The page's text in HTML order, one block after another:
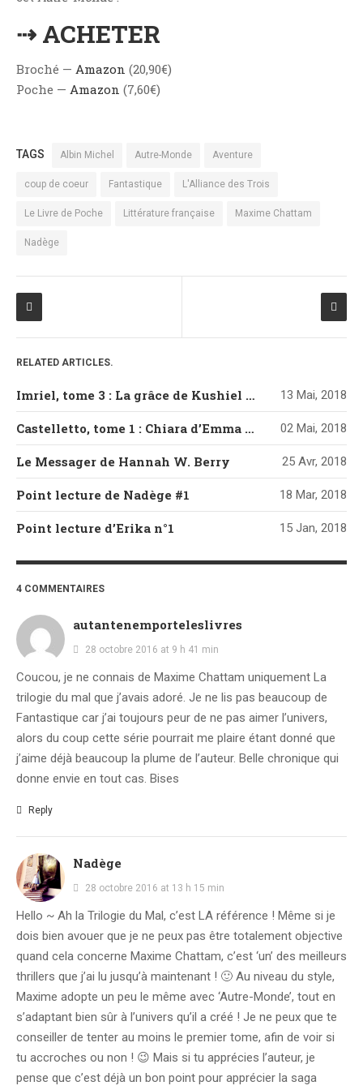
⇢ ACHETER
Broché — Amazon (20,90€)
Poche — Amazon (7,60€)
TAGS Albin Michel Autre-Monde Aventure
coup de coeur Fantastique L'Alliance des Trois
Le Livre de Poche Littérature française Maxime Chattam
Nadège
RELATED ARTICLES.
Imriel, tome 3 : La grâce de Kushiel de Jacqueline Carey 13 Mai, 2018
Castelletto, tome 1 : Chiara d’Emma Mars 02 Mai, 2018
Le Messager de Hannah W. Berry 25 Avr, 2018
Point lecture de Nadège #1 18 Mar, 2018
Point lecture d’Erika n°1 15 Jan, 2018
4 COMMENTAIRES
autantenemporteleslivres
28 octobre 2016 at 9 h 41 min
Coucou, je ne connais de Maxime Chattam uniquement La
trilogie du mal que j’avais adoré. Je ne lis pas beaucoup de
Fantastique car j’ai toujours peur de ne pas aimer l’univers,
alors du coup cette série pourrait me plaire étant donné que
j’aime déjà beaucoup la plume de l’auteur. Belle chronique qui
donne envie en tout cas. Bises
Reply
Nadège
28 octobre 2016 at 13 h 15 min
Hello ~ Ah la Trilogie du Mal, c’est LA référence ! Même si je
dois bien avouer que je ne peux pas être totalement objective
quand cela concerne Maxime Chattam, c’est ‘un’ des meilleurs
thrillers que j’ai lu jusqu’à maintenant ! 🙂 Au niveau du style,
Maxime adopte un peu le même avec ‘Autre-Monde’, tout en
s’adaptant bien sûr à l’univers qu’il a créé ! Je ne peux que te
conseiller de tenter au moins le premier tome, afin de voir si
tu accroches ou non ! 😉 Mais si tu apprécies l’auteur, je
pense que c’est déjà un bon point pour apprécier la saga